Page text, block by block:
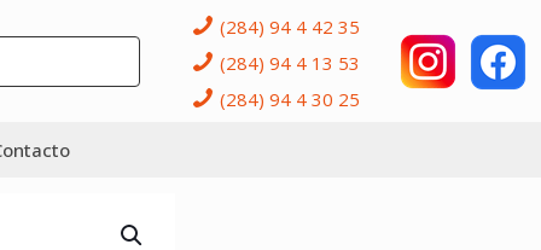
(284) 94 4 42 35
(284) 94 4 13 53
(284) 94 4 30 25